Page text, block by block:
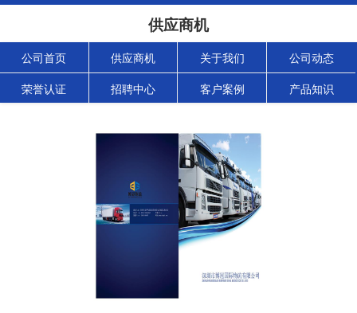
供应商机
公司首页 供应商机 关于我们 公司动态
荣誉认证 招聘中心 客户案例 产品知识